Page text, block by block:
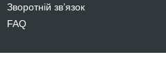
Зворотній зв’язок
FAQ